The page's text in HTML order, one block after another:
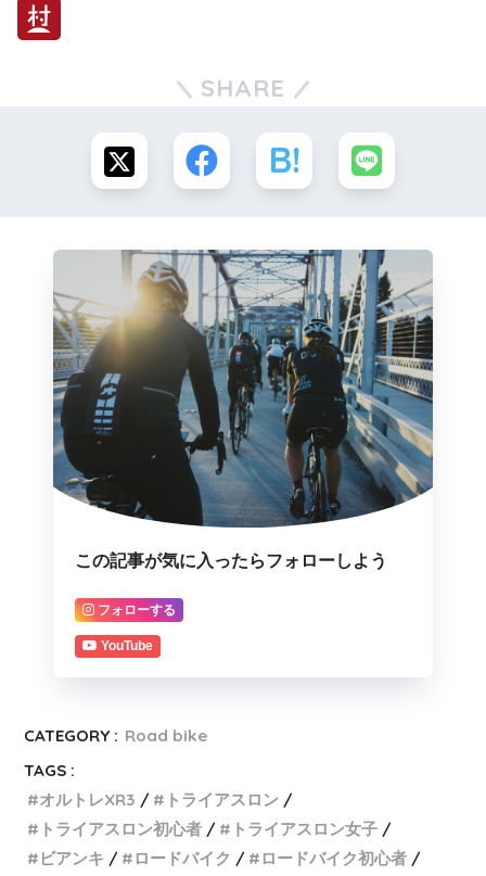
SHARE
この記事が気に入ったらフォローしよう
フォローする
YouTube
CATEGORY : Road bike
TAGS :
オルトレXR3
トライアスロン
トライアスロン初心者
トライアスロン女子
ビアンキ
ロードバイク
ロードバイク初心者